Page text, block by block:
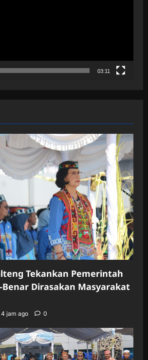
03:11
Tekankan Pemerintah
Benar Dirasakan Masyarakat
4 jam ago 0